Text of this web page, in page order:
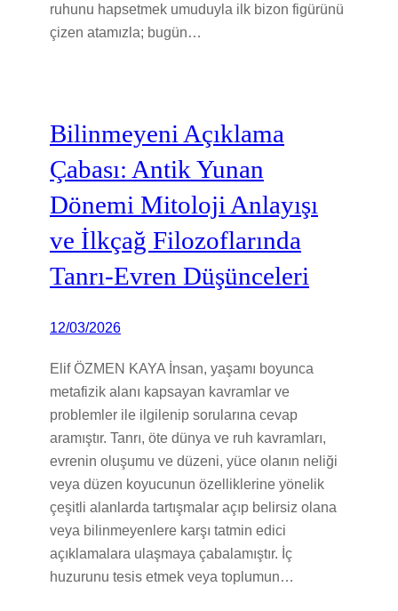
ruhunu hapsetmek umuduyla ilk bizon figürünü
çizen atamızla; bugün…
Bilinmeyeni Açıklama
Çabası: Antik Yunan
Dönemi Mitoloji Anlayışı
ve İlkçağ Filozoflarında
Tanrı-Evren Düşünceleri
12/03/2026
Elif ÖZMEN KAYA İnsan, yaşamı boyunca
metafizik alanı kapsayan kavramlar ve
problemler ile ilgilenip sorularına cevap
aramıştır. Tanrı, öte dünya ve ruh kavramları,
evrenin oluşumu ve düzeni, yüce olanın neliği
veya düzen koyucunun özelliklerine yönelik
çeşitli alanlarda tartışmalar açıp belirsiz olana
veya bilinmeyenlere karşı tatmin edici
açıklamalara ulaşmaya çabalamıştır. İç
huzurunu tesis etmek veya toplumun…